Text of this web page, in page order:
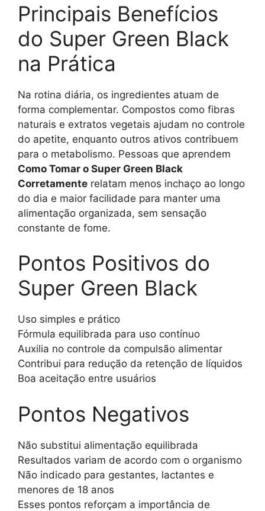
Principais Benefícios
do Super Green Black
na Prática
Na rotina diária, os ingredientes atuam de
forma complementar. Compostos como fibras
naturais e extratos vegetais ajudam no controle
do apetite, enquanto outros ativos contribuem
para o metabolismo. Pessoas que aprendem
Como Tomar o Super Green Black
Corretamente relatam menos inchaço ao longo
do dia e maior facilidade para manter uma
alimentação organizada, sem sensação
constante de fome.
Pontos Positivos do
Super Green Black
Uso simples e prático
Fórmula equilibrada para uso contínuo
Auxilia no controle da compulsão alimentar
Contribui para redução da retenção de líquidos
Boa aceitação entre usuários
Pontos Negativos
Não substitui alimentação equilibrada
Resultados variam de acordo com o organismo
Não indicado para gestantes, lactantes e
menores de 18 anos
Esses pontos reforçam a importância de